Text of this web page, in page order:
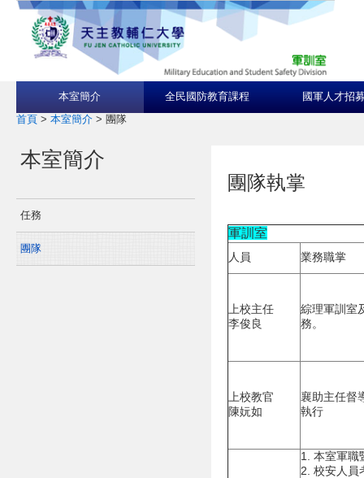
本室簡介 全民國防教育課程 國軍人才招
首頁 > 本室簡介 > 團隊
本室簡介
任務
團隊
團隊執掌
軍訓室
人員 業務職掌
上校主任
李俊良
綜理軍訓室
務。
上校教官
陳妧如
襄助主任督
執行
1. 本室軍職
2. 校安人員